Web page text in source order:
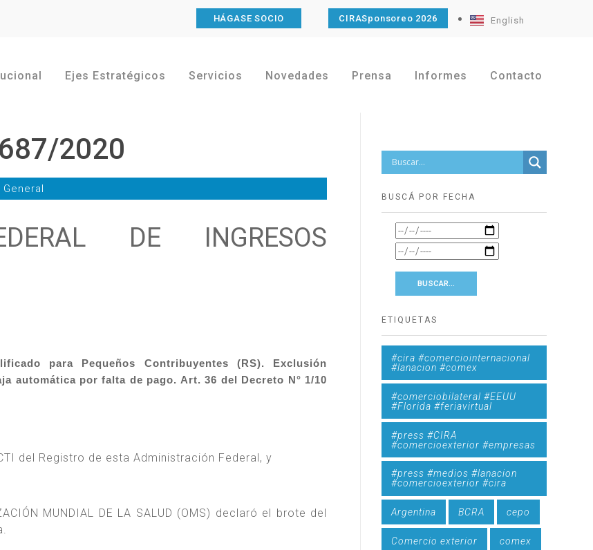
HÁGASE SOCIO CIRASponsoreo 2026 English
Ejes Estratégicos Servicios Novedades Prensa Informes Contacto
2020
DE INGRESOS
para Pequeños Contribuyentes (RS). Exclusión
automática por falta de pago. Art. 36 del Decreto N° 1/10
del Registro de esta Administración Federal, y
MUNDIAL DE LA SALUD (OMS) declaró el brote del
BUSCÁ POR FECHA
ETIQUETAS
#cira #comerciointernacional
#lanacion #comex
#comerciobilateral #EEUU
#Florida #feriavirtual
#press #CIRA
#comercioexterior #empresas
#press #medios #lanacion
#comercioexterior #cira
Argentina BCRA cepo
Comercio exterior comex